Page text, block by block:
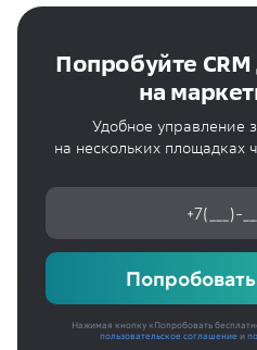
Попробуйте
на
Удобное управление
на нескольких площадках
Нажимая кнопку «Попробовать
пользовательское соглашение и